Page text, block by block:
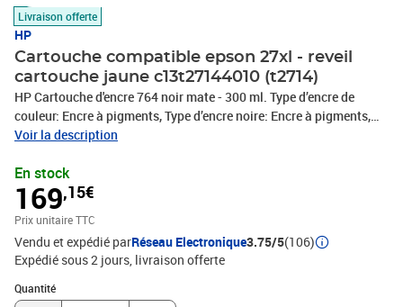
Livraison offerte
HP
Cartouche compatible epson 27xl - reveil
cartouche jaune c13t27144010 (t2714)
HP Cartouche d'encre 764 noir mate - 300 ml. Type d’encre de
couleur: Encre à pigments, Type d’encre noire: Encre à pigments,
Volume d'encre noire: 300 ml, Quantité: 1 pièce(s)
Voir la description
En stock
169,15€
Prix unitaire TTC
Vendu et expédié parRéseau Electronique3.75/5(106)
Expédié sous 2 jours livraison offerte
Quantité
Quantité : 1